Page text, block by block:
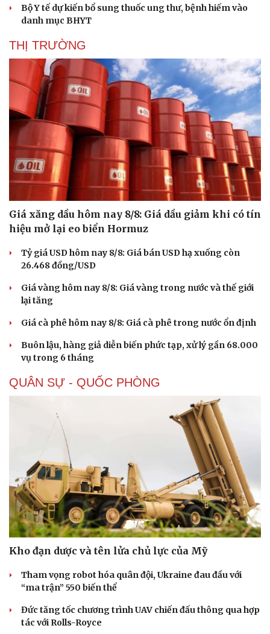
Doanh nghiệp
Thông tin doanh nghiệp
Doanh nghiệp 24h
Doanh nhân
Vì cộng đồng
Công nghệ
Sành điệu
Tin Công nghệ
Trải nghiệm
Chuyển đổi số
Bộ Y tế dự kiến bổ sung thuốc ung thư, bệnh hiếm vào
danh mục BHYT
THỊ TRƯỜNG
Giá xăng dầu hôm nay 8/8: Giá dầu giảm khi có tín
hiệu mở lại eo biển Hormuz
Tỷ giá USD hôm nay 8/8: Giá bán USD hạ xuống còn
26.468 đồng/USD
Giá vàng hôm nay 8/8: Giá vàng trong nước và thế giới
lại tăng
Giá cà phê hôm nay 8/8: Giá cà phê trong nước ổn định
Buôn lậu, hàng giả diễn biến phức tạp, xử lý gần 68.000
vụ trong 6 tháng
QUÂN SỰ - QUỐC PHÒNG
Kho đạn dược và tên lửa chủ lực của Mỹ
Tham vọng robot hóa quân đội, Ukraine đau đầu với
“ma trận” 550 biến thể
Đức tăng tốc chương trình UAV chiến đấu thông qua hợp
tác với Rolls-Royce